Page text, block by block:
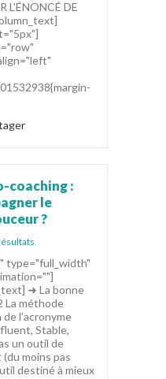
L'ÉNONCÉ DE
coaching :
le
?
type="full_width"
➜ La bonne
La méthode
l’acronyme
Stable,
un outil de
moins pas
destiné à mieux